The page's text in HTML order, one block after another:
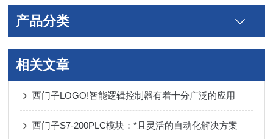
产品分类
相关文章
西门子LOGO!智能逻辑控制器有着十分广泛的应用
西门子S7-200PLC模块：*且灵活的自动化解决方案